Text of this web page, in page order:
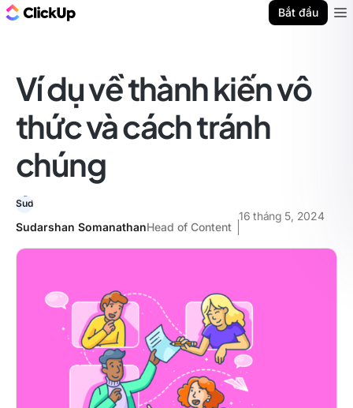
Bắt đầu
Ví dụ về thành kiến vô
thức và cách tránh
chúng
Sudarshan SomanathanHead of Content
16 tháng 5, 2024